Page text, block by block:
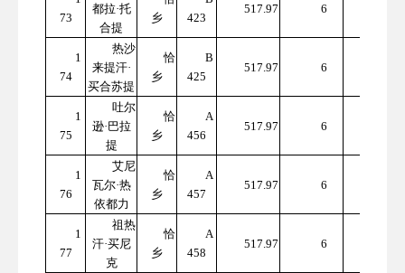
73
都拉·托
合提
乡
423
517.97 6
1
74
热沙
来提汗·
买合苏提
恰
乡
B
425
517.97 6
1
75
吐尔
逊·巴拉
提
恰
乡
A
456
517.97 6
1
76
艾尼
瓦尔·热
依都力
恰
乡
A
457
517.97 6
1
77
祖热
汗·买尼
克
恰
乡
A
458
517.97 6